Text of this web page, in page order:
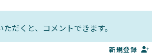
だくと、コメントできます。
新規登録